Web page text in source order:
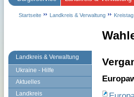
Landkreis & Verwaltung
Ukraine - Hilfe
Aktuelles
Landkreis
Startseite Landkreis & Verwaltung